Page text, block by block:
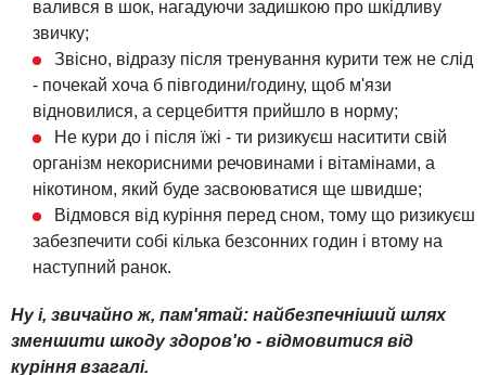
валився в шок, нагадуючи задишкою про шкідливу
звичку;
Звісно, відразу після тренування курити теж не слід
- почекай хоча б півгодини/годину, щоб м'язи
відновилися, а серцебиття прийшло в норму;
Не кури до і після їжі - ти ризикуєш наситити свій
організм некорисними речовинами і вітамінами, а
нікотином, який буде засвоюватися ще швидше;
Відмовся від куріння перед сном, тому що ризикуєш
забезпечити собі кілька безсонних годин і втому на
наступний ранок.
Ну і, звичайно ж, пам'ятай: найбезпечніший шлях
зменшити шкоду здоров'ю - відмовитися від
куріння взагалі.